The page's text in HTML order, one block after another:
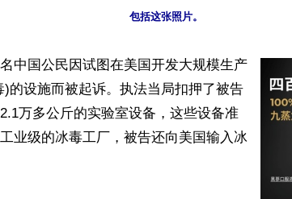
包括这张照片。
名中国公民因试图在美国开发大规模生产
)的设施而被起诉。执法当局扣押了被告
万多公斤的实验室设备，这些设备准
业级的冰毒工厂，被告还向美国输入冰